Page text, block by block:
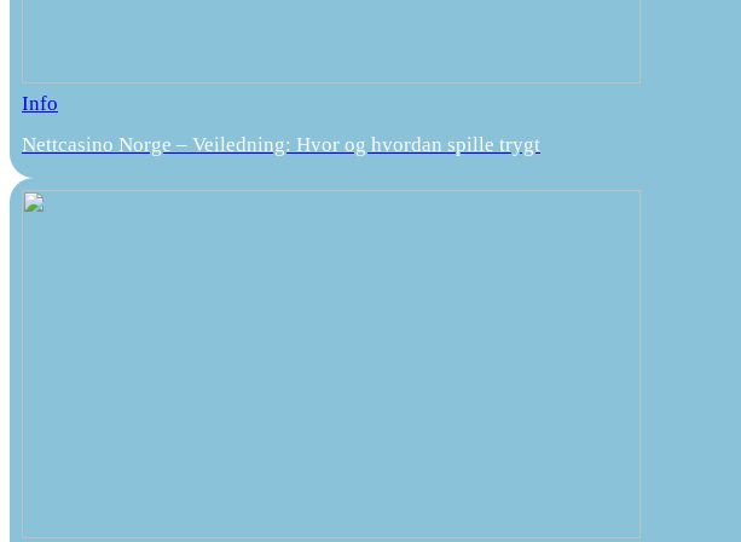
Info
Nettcasino Norge – Veiledning: Hvor og hvordan spille trygt